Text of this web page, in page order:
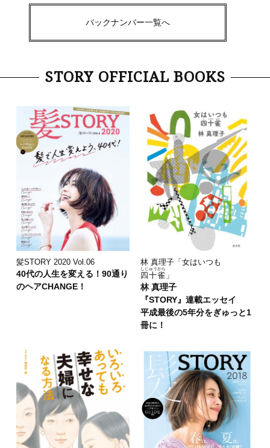
バックナンバー一覧へ
STORY OFFICIAL BOOKS
髪STORY 2020 Vol.06
40代の人生を変える！90通り
のヘアCHANGE！
林 真理子「女はいつも
四十雀
しじゅうから
」
林 真理子
『STORY』連載エッセイ
平成最後の5年分をぎゅっと1
冊に！